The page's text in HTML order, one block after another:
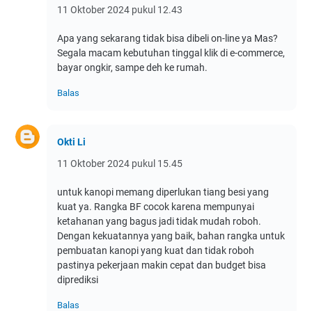
11 Oktober 2024 pukul 12.43
Apa yang sekarang tidak bisa dibeli on-line ya Mas?
Segala macam kebutuhan tinggal klik di e-commerce,
bayar ongkir, sampe deh ke rumah.
Balas
Okti Li
11 Oktober 2024 pukul 15.45
untuk kanopi memang diperlukan tiang besi yang
kuat ya. Rangka BF cocok karena mempunyai
ketahanan yang bagus jadi tidak mudah roboh.
Dengan kekuatannya yang baik, bahan rangka untuk
pembuatan kanopi yang kuat dan tidak roboh
pastinya pekerjaan makin cepat dan budget bisa
diprediksi
Balas